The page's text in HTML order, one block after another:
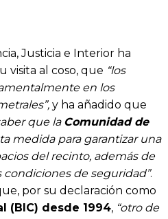
Justicia e Interior ha
visita al coso, que “los
en los
y ha añadido que
que la Comunidad de
medida para garantizar una
del recinto, además de
de seguridad”.
por su declaración como
(BIC) desde 1994, “otro de